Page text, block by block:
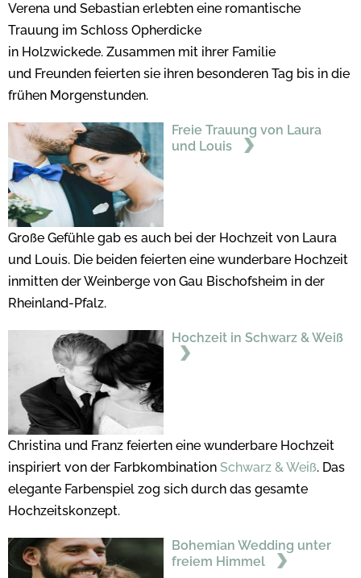
Verena und Sebastian erlebten eine romantische
Trauung im Schloss Opherdicke
in Holzwickede. Zusammen mit ihrer Familie
und Freunden feierten sie ihren besonderen Tag bis in die
frühen Morgenstunden.
Freie Trauung von Laura
und Louis
Große Gefühle gab es auch bei der Hochzeit von Laura
und Louis. Die beiden feierten eine wunderbare Hochzeit
inmitten der Weinberge von Gau Bischofsheim in der
Rheinland-Pfalz.
Hochzeit in Schwarz & Weiß
Christina und Franz feierten eine wunderbare Hochzeit
inspiriert von der Farbkombination Schwarz & Weiß. Das
elegante Farbenspiel zog sich durch das gesamte
Hochzeitskonzept.
Bohemian Wedding unter
freiem Himmel